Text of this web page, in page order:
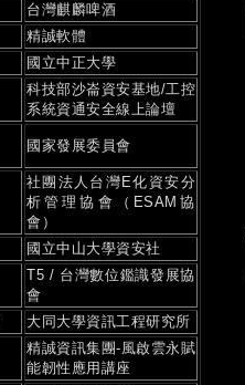
台灣麒麟啤酒
精誠軟體
國立中正大學
科技部沙崙資安基地/工控
系統資通安全線上論壇
國家發展委員會
社團法人台灣E化資安分
析管理協會（ESAM協
會）
國立中山大學資安社
T5 / 台灣數位鑑識發展協
會
大同大學資訊工程研究所
精誠資訊集團-風啟雲永賦
能韌性應用講座